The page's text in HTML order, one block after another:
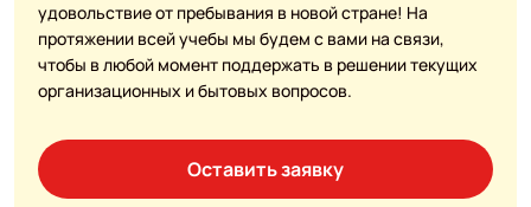
удовольствие от пребывания в новой стране! На
протяжении всей учебы мы будем с вами на связи,
чтобы в любой момент поддержать в решении текущих
организационных и бытовых вопросов.
Оставить заявку